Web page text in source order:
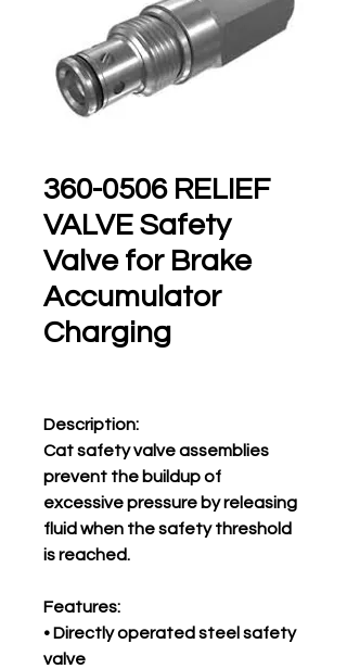
360-0506 RELIEF
VALVE Safety
Valve for Brake
Accumulator
Charging
Description:
Cat safety valve assemblies
prevent the buildup of
excessive pressure by releasing
fluid when the safety threshold
is reached.
Features:
• Directly operated steel safety
valve